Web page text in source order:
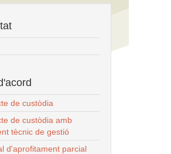
de custòdia
de custòdia amb
tècnic de gestió
d'aprofitament parcial